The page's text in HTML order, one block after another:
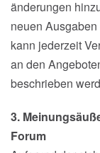
änderungen
neuen
kann jederzeit
an den
beschrieben
3.
Forum